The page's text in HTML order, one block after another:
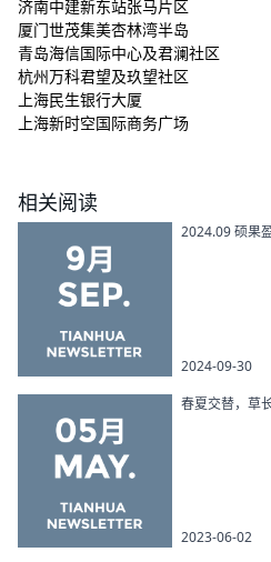
济南中建新东站张马片区
厦门世茂集美杏林湾半岛
青岛海信国际中心及君澜社区
杭州万科君望及玖望社区
上海民生银行大厦
上海新时空国际商务广场
相关阅读
2024.09 硕果
2024-09-30
春夏交替，草
2023-06-02